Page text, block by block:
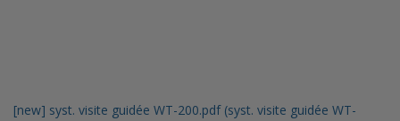
[new] syst. visite guidée WT-200.pdf (syst. visite guidée WT-